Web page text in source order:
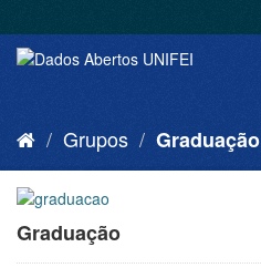
Grupos Graduação
Graduação